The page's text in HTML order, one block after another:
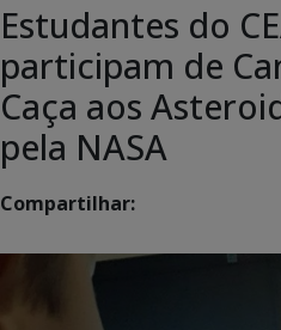
Estudantes do
participam de
Caça aos
pela NASA
Compartilhar: